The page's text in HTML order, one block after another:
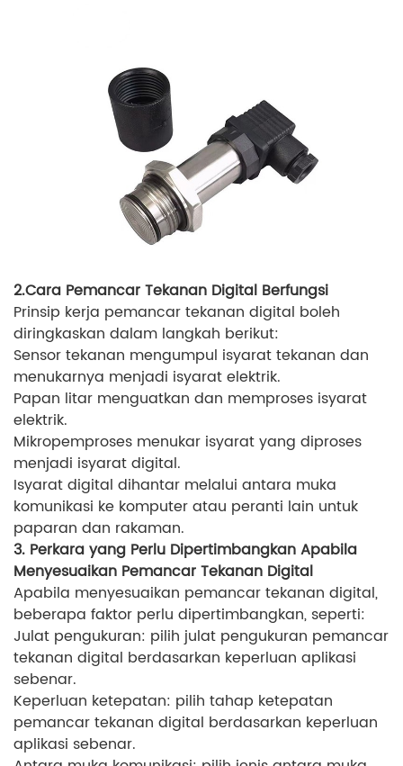
2.Cara Pemancar Tekanan Digital Berfungsi
Prinsip kerja pemancar tekanan digital boleh
diringkaskan dalam langkah berikut:
Sensor tekanan mengumpul isyarat tekanan dan
menukarnya menjadi isyarat elektrik.
Papan litar menguatkan dan memproses isyarat
elektrik.
Mikropemproses menukar isyarat yang diproses
menjadi isyarat digital.
Isyarat digital dihantar melalui antara muka
komunikasi ke komputer atau peranti lain untuk
paparan dan rakaman.
3. Perkara yang Perlu Dipertimbangkan Apabila
Menyesuaikan Pemancar Tekanan Digital
Apabila menyesuaikan pemancar tekanan digital,
beberapa faktor perlu dipertimbangkan, seperti:
Julat pengukuran: pilih julat pengukuran pemancar
tekanan digital berdasarkan keperluan aplikasi
sebenar.
Keperluan ketepatan: pilih tahap ketepatan
pemancar tekanan digital berdasarkan keperluan
aplikasi sebenar.